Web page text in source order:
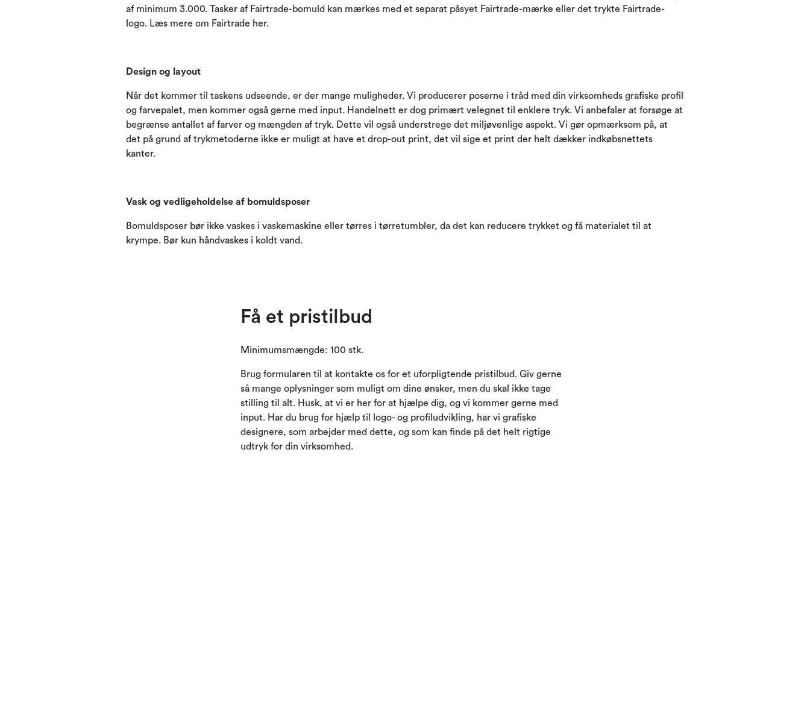
af minimum 3.000. Tasker af Fairtrade-bomuld kan mærkes med et separat påsyet Fairtrade-mærke eller det trykte Fairtrade-
logo. Læs mere om Fairtrade her.
Design og layout
Når det kommer til taskens udseende, er der mange muligheder. Vi producerer poserne i tråd med din virksomheds grafiske profil
og farvepalet, men kommer også gerne med input. Handelnett er dog primært velegnet til enklere tryk. Vi anbefaler at forsøge at
begrænse antallet af farver og mængden af ​​tryk. Dette vil også understrege det miljøvenlige aspekt. Vi gør opmærksom på, at
det på grund af trykmetoderne ikke er muligt at have et drop-out print, det vil sige et print der helt dækker indkøbsnettets
kanter.
Vask og vedligeholdelse af bomuldsposer
Bomuldsposer bør ikke vaskes i vaskemaskine eller tørres i tørretumbler, da det kan reducere trykket og få materialet til at
krympe. Bør kun håndvaskes i koldt vand.
Få et pristilbud
Minimumsmængde: 100 stk.
Brug formularen til at kontakte os for et uforpligtende pristilbud. Giv gerne
så mange oplysninger som muligt om dine ønsker, men du skal ikke tage
stilling til alt. Husk, at vi er her for at hjælpe dig, og vi kommer gerne med
input. Har du brug for hjælp til logo- og profiludvikling, har vi grafiske
designere, som arbejder med dette, og som kan finde på det helt rigtige
udtryk for din virksomhed.